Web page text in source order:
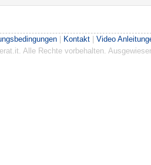
Kontakt
Video
Alle Rechte vorbehalten.